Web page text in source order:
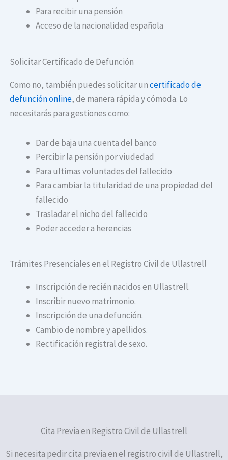
Para recibir una pensión
Acceso de la nacionalidad española
Solicitar Certificado de Defunción
Como no, también puedes solicitar uncertificado de
defunción online, de manera rápida y cómoda. Lo
necesitarás para gestiones como:
Dar de baja una cuenta del banco
Percibir la pensión por viudedad
Para ultimas voluntades del fallecido
Para cambiar la titularidad de una propiedad del
fallecido
Trasladar el nicho del fallecido
Poder acceder a herencias
Trámites Presenciales en el Registro Civil de Ullastrell
Inscripción de recién nacidos en Ullastrell.
Inscribir nuevo matrimonio.
Inscripción de una defunción.
Cambio de nombre y apellidos.
Rectificación registral de sexo.
Cita Previa en Registro Civil de Ullastrell
Si necesita pedir cita previa en el registro civil de Ullastrell,